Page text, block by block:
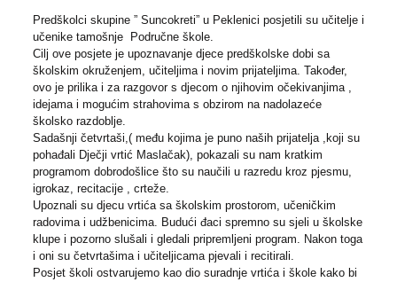
Predškolci skupine ” Suncokreti” u Peklenici posjetili su učitelje i
učenike tamošnje Područne škole.
Cilj ove posjete je upoznavanje djece predškolske dobi sa
školskim okruženjem, učiteljima i novim prijateljima. Također,
ovo je prilika i za razgovor s djecom o njihovim očekivanjima ,
idejama i mogućim strahovima s obzirom na nadolazeće
školsko razdoblje.
Sadašnji četvrtaši,( među kojima je puno naših prijatelja ,koji su
pohađali Dječji vrtić Maslačak), pokazali su nam kratkim
programom dobrodošlice što su naučili u razredu kroz pjesmu,
igrokaz, recitacije , crteže.
Upoznali su djecu vrtića sa školskim prostorom, učeničkim
radovima i udžbenicima. Budući đaci spremno su sjeli u školske
klupe i pozorno slušali i gledali pripremljeni program. Nakon toga
i oni su četvrtašima i učiteljicama pjevali i recitirali.
Posjet školi ostvarujemo kao dio suradnje vrtića i škole kako bi